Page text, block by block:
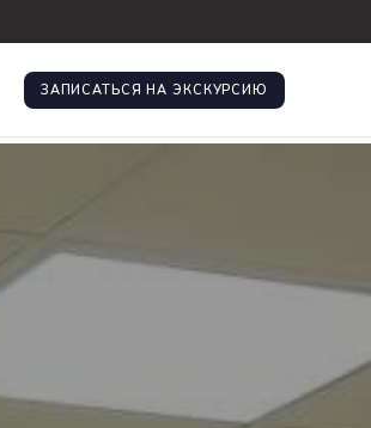
ЗАПИСАТЬСЯ НА ЭКСКУРСИЮ